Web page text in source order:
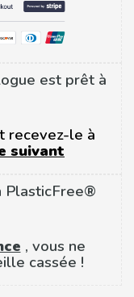
est prêt à
recevez-le à
suivant
PlasticFree®
, vous ne
cassée !